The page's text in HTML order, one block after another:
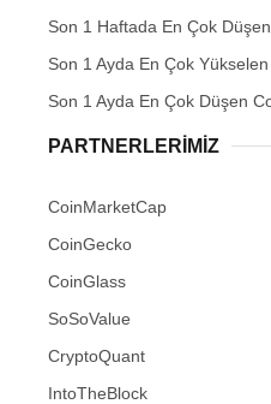
Son 1 Haftada En Çok
Son 1 Ayda En Çok
Son 1 Ayda En Çok Düşen
PARTNERLERIMIZ
CoinMarketCap
CoinGecko
CoinGlass
SoSoValue
CryptoQuant
IntoTheBlock